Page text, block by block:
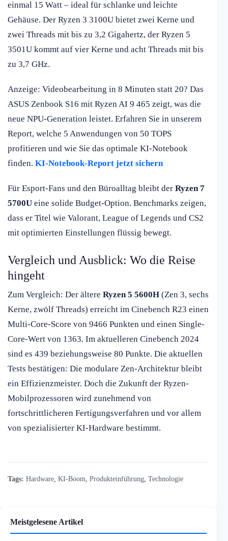
einmal 15 Watt – ideal für schlanke und leichte
Gehäuse. Der Ryzen 3 3100U bietet zwei Kerne und
zwei Threads mit bis zu 3,2 Gigahertz, der Ryzen 5
3501U kommt auf vier Kerne und acht Threads mit bis
zu 3,7 GHz.
Anzeige: Videobearbeitung in 8 Minuten statt 20? Das
ASUS Zenbook S16 mit Ryzen AI 9 465 zeigt, was die
neue NPU-Generation leistet. Erfahren Sie in unserem
Report, welche 5 Anwendungen von 50 TOPS
profitieren und wie Sie das optimale KI-Notebook
finden. KI-Notebook-Report jetzt sichern
Für Esport-Fans und den Büroalltag bleibt der Ryzen 7
5700U eine solide Budget-Option. Benchmarks zeigen,
dass er Titel wie Valorant, League of Legends und CS2
mit optimierten Einstellungen flüssig bewegt.
Vergleich und Ausblick: Wo die Reise
hingeht
Zum Vergleich: Der ältere Ryzen 5 5600H (Zen 3, sechs
Kerne, zwölf Threads) erreicht im Cinebench R23 einen
Multi-Core-Score von 9466 Punkten und einen Single-
Core-Wert von 1363. Im aktuelleren Cinebench 2024
sind es 439 beziehungsweise 80 Punkte. Die aktuellen
Tests bestätigen: Die modulare Zen-Architektur bleibt
ein Effizienzmeister. Doch die Zukunft der Ryzen-
Mobilprozessoren wird zunehmend von
fortschrittlicheren Fertigungsverfahren und vor allem
von spezialisierter KI-Hardware bestimmt.
Tags: Hardware KI-Boom Produkteinführung Technologie
Meistgelesene Artikel